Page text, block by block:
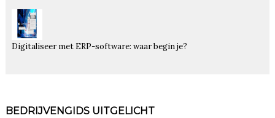
Digitaliseer met ERP-software: waar begin je?
BEDRIJVENGIDS UITGELICHT